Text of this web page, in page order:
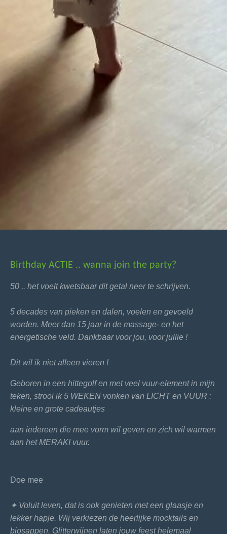
Birthday ACTIE .. wanna join the party?
50 .. het voelt kwetsbaar dit getal neer te schrijven.
5 decades van pieken en dalen, voelen en gevoeld
worden. Meer dan 15 jaar in de massage- en het
energetische veld. Dankbaar voor jou, voor jullie !
Dit wil ik niet alleen vieren !
Geboren in een hittegolf en met veel vuur-element in mijn
teken, strooi ik 5 WEKEN vonken van LICHT en VUUR :
kleine en grote cadeautjes
aan iedereen die mee vorm wil geven en zich wil warmen
aan het MERAKI vuur.
Doe mee
✦ Voluit leven, dat is ook genieten met een glaasje en
lekker hapje. Wij verkiezen de heerlijke mocktails en
biosappen. Glitterwijnen laten jouw feest helemaal